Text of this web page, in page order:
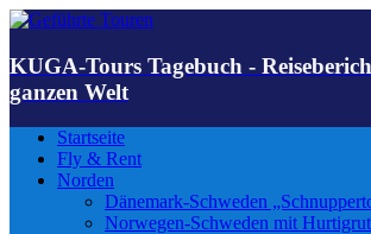
KUGA-Tours Tagebuch -
ganzen Welt
Startseite
Fly & Rent
Norden
Dänemark-Schweden
Norwegen-Schweden mit